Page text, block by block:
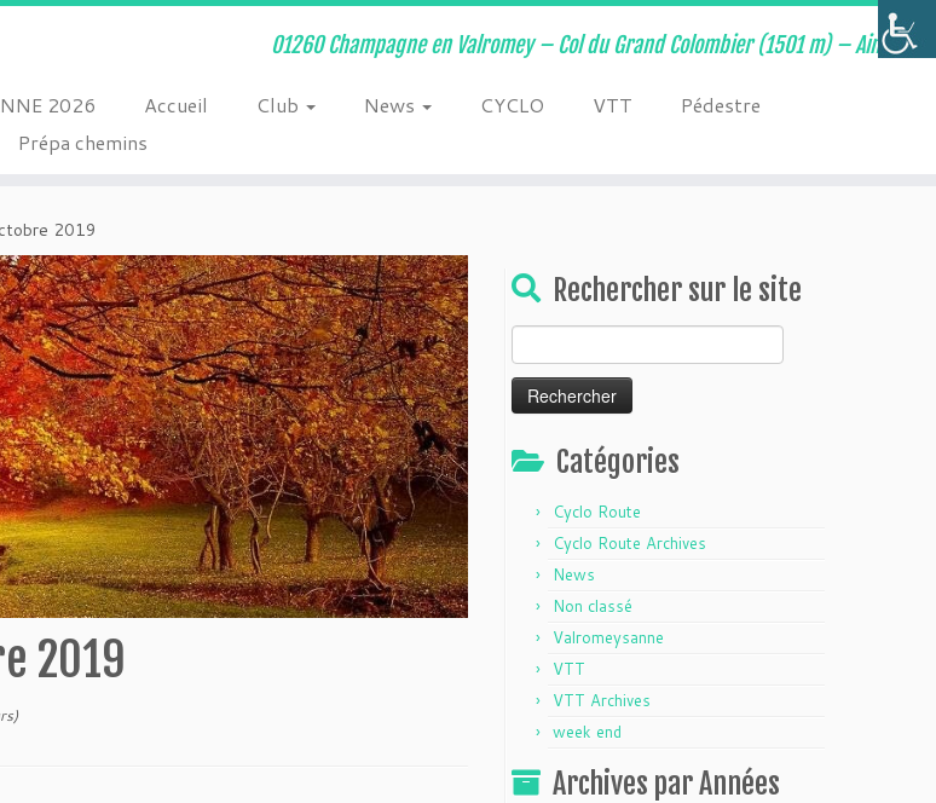
01260 Champagne en Valromey – Col du Grand Colombier (1501 m) – Ain –
2026 Accueil Club News CYCLO VTT
Pédestre
Prépa chemins
2019
2019
Rechercher sur le site
Catégories
Cyclo Route
Cyclo Route Archives
News
Non classé
Valromeysanne
VTT
VTT Archives
week end
Archives par Années